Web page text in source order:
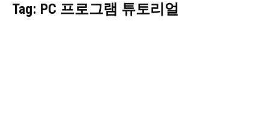
Tag: PC 프로그램 튜토리얼